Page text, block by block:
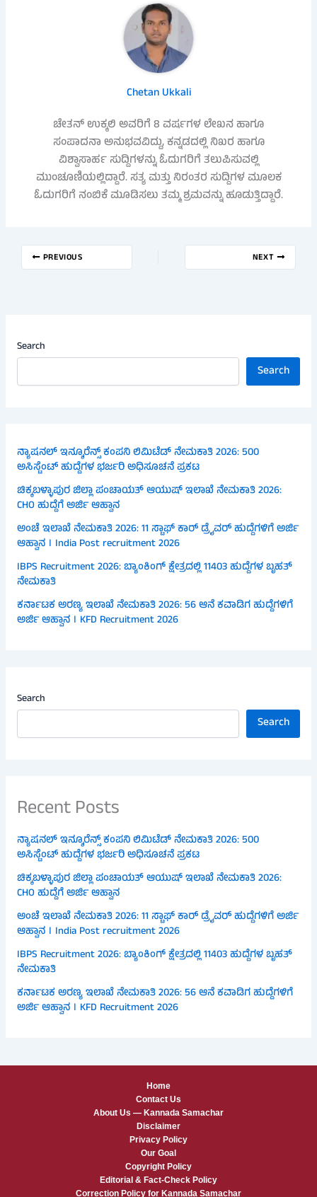
Chetan Ukkali
ಚೇತನ್ ಉಕ್ಕಲಿ ಅವರಿಗೆ 8 ವರ್ಷಗಳ ಲೇಖನ ಹಾಗೂ
ಸಂಪಾದನಾ ಅನುಭವವಿದ್ದು, ಕನ್ನಡದಲ್ಲಿ ನಿಖರ ಹಾಗೂ
ವಿಶ್ವಾಸಾರ್ಹ ಸುದ್ದಿಗಳನ್ನು ಓದುಗರಿಗೆ ತಲುಪಿಸುವಲ್ಲಿ
ಮುಂಚೂಣಿಯಲ್ಲಿದ್ದಾರೆ. ಸತ್ಯ ಮತ್ತು ನಿರಂತರ ಸುದ್ದಿಗಳ ಮೂಲಕ
ಓದುಗರಿಗೆ ನಂಬಿಕೆ ಮೂಡಿಸಲು ತಮ್ಮ ಶ್ರಮವನ್ನು ಹೂಡುತ್ತಿದ್ದಾರೆ.
PREVIOUS NEXT
Search
Search
ನ್ಯಾಷನಲ್ ಇನ್ಶೂರೆನ್ಸ್ ಕಂಪನಿ ಲಿಮಿಟೆಡ್ ನೇಮಕಾತಿ 2026: 500
ಅಸಿಸ್ಟೆಂಟ್ ಹುದ್ದೆಗಳ ಭರ್ಜರಿ ಅಧಿಸೂಚನೆ ಪ್ರಕಟ
ಚಿಕ್ಕಬಳ್ಳಾಪುರ ಜಿಲ್ಲಾ ಪಂಚಾಯತ್ ಆಯುಷ್ ಇಲಾಖೆ ನೇಮಕಾತಿ 2026:
CHO ಹುದ್ದೆಗೆ ಅರ್ಜಿ ಆಹ್ವಾನ
ಅಂಚೆ ಇಲಾಖೆ ನೇಮಕಾತಿ 2026: 11 ಸ್ಟಾಫ್ ಕಾರ್ ಡ್ರೈವರ್ ಹುದ್ದೆಗಳಿಗೆ ಅರ್ಜಿ
ಆಹ್ವಾನ । India Post recruitment 2026
IBPS Recruitment 2026: ಬ್ಯಾಂಕಿಂಗ್ ಕ್ಷೇತ್ರದಲ್ಲಿ 11403 ಹುದ್ದೆಗಳ ಬೃಹತ್
ನೇಮಕಾತಿ
ಕರ್ನಾಟಕ ಅರಣ್ಯ ಇಲಾಖೆ ನೇಮಕಾತಿ 2026: 56 ಆನೆ ಕವಾಡಿಗ ಹುದ್ದೆಗಳಿಗೆ
ಅರ್ಜಿ ಆಹ್ವಾನ । KFD Recruitment 2026
Search
Search
Recent Posts
ನ್ಯಾಷನಲ್ ಇನ್ಶೂರೆನ್ಸ್ ಕಂಪನಿ ಲಿಮಿಟೆಡ್ ನೇಮಕಾತಿ 2026: 500
ಅಸಿಸ್ಟೆಂಟ್ ಹುದ್ದೆಗಳ ಭರ್ಜರಿ ಅಧಿಸೂಚನೆ ಪ್ರಕಟ
ಚಿಕ್ಕಬಳ್ಳಾಪುರ ಜಿಲ್ಲಾ ಪಂಚಾಯತ್ ಆಯುಷ್ ಇಲಾಖೆ ನೇಮಕಾತಿ 2026:
CHO ಹುದ್ದೆಗೆ ಅರ್ಜಿ ಆಹ್ವಾನ
ಅಂಚೆ ಇಲಾಖೆ ನೇಮಕಾತಿ 2026: 11 ಸ್ಟಾಫ್ ಕಾರ್ ಡ್ರೈವರ್ ಹುದ್ದೆಗಳಿಗೆ ಅರ್ಜಿ
ಆಹ್ವಾನ । India Post recruitment 2026
IBPS Recruitment 2026: ಬ್ಯಾಂಕಿಂಗ್ ಕ್ಷೇತ್ರದಲ್ಲಿ 11403 ಹುದ್ದೆಗಳ ಬೃಹತ್
ನೇಮಕಾತಿ
ಕರ್ನಾಟಕ ಅರಣ್ಯ ಇಲಾಖೆ ನೇಮಕಾತಿ 2026: 56 ಆನೆ ಕವಾಡಿಗ ಹುದ್ದೆಗಳಿಗೆ
ಅರ್ಜಿ ಆಹ್ವಾನ । KFD Recruitment 2026
Home
Contact Us
About Us — Kannada Samachar
Disclaimer
Privacy Policy
Our Goal
Copyright Policy
Editorial & Fact-Check Policy
Correction Policy for Kannada Samachar